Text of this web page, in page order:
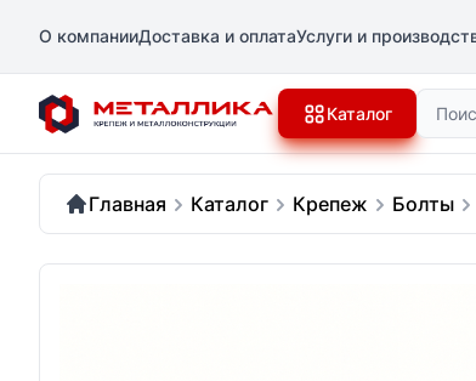
О компанииДоставка и оплатаУслуги и
Каталог Поиск
Главная Каталог Крепеж Болты